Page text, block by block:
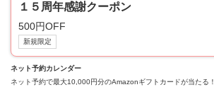
１５周年感謝クーポン
500円OFF
新規限定
ネット予約カレンダー
ネット予約で最大10,000円分のAmazonギフトカードが当たる！